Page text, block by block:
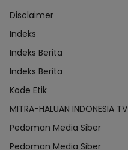
Disclaimer
Indeks
Indeks Berita
Indeks Berita
Kode Etik
MITRA-HALUAN INDONESIA TV
Pedoman Media Siber
Pedoman Media Siber